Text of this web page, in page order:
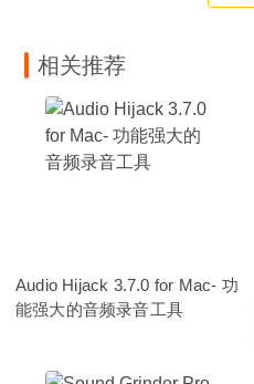
相关推荐
Audio Hijack 3.7.0 for Mac- 功
能强大的音频录音工具